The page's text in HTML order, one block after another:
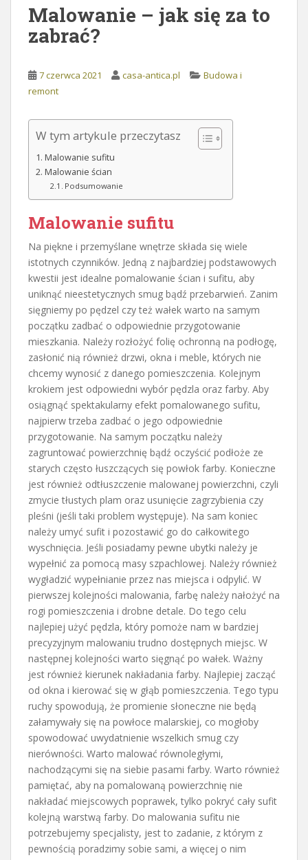
Malowanie – jak się za to
zabrać?
7 czerwca 2021 casa-antica.pl
Budowa i
remont
W tym artykule przeczytasz
Malowanie sufitu
Malowanie ścian
Podsumowanie
Malowanie sufitu
Na piękne i przemyślane wnętrze składa się wiele
istotnych czynników. Jedną z najbardziej podstawowych
kwestii jest idealne pomalowanie ścian i sufitu, aby
uniknąć nieestetycznych smug bądź przebarwień. Zanim
sięgniemy po pędzel czy też wałek warto na samym
początku zadbać o odpowiednie przygotowanie
mieszkania. Należy rozłożyć folię ochronną na podłogę,
zasłonić nią również drzwi, okna i meble, których nie
chcemy wynosić z danego pomieszczenia. Kolejnym
krokiem jest odpowiedni wybór pędzla oraz farby. Aby
osiągnąć spektakularny efekt pomalowanego sufitu,
najpierw trzeba zadbać o jego odpowiednie
przygotowanie. Na samym początku należy
zagruntować powierzchnię bądź oczyścić podłoże ze
starych często łuszczących się powłok farby. Konieczne
jest również odtłuszczenie malowanej powierzchni, czyli
zmycie tłustych plam oraz usunięcie zagrzybienia czy
pleśni (jeśli taki problem występuje). Na sam koniec
należy umyć sufit i pozostawić go do całkowitego
wyschnięcia. Jeśli posiadamy pewne ubytki należy je
wypełnić za pomocą masy szpachlowej. Należy również
wygładzić wypełnianie przez nas miejsca i odpylić. W
pierwszej kolejności malowania, farbę należy nałożyć na
rogi pomieszczenia i drobne detale. Do tego celu
najlepiej użyć pędzla, który pomoże nam w bardziej
precyzyjnym malowaniu trudno dostępnych miejsc. W
następnej kolejności warto sięgnąć po wałek. Ważny
jest również kierunek nakładania farby. Najlepiej zacząć
od okna i kierować się w głąb pomieszczenia. Tego typu
ruchy spowodują, że promienie słoneczne nie będą
załamywały się na powłoce malarskiej, co mogłoby
spowodować uwydatnienie wszelkich smug czy
nierówności. Warto malować równoległymi,
nachodzącymi się na siebie pasami farby. Warto również
pamiętać, aby na pomalowaną powierzchnię nie
nakładać miejscowych poprawek, tylko pokryć cały sufit
kolejną warstwą farby. Do malowania sufitu nie
potrzebujemy specjalisty, jest to zadanie, z którym z
pewnością poradzimy sobie sami, a więcej o nim